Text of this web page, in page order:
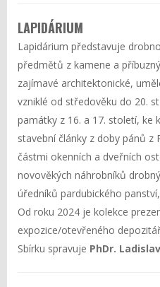
LAPIDÁRIUM
Lapidárium představuje
předmětů z kamene a
zajímavé architektonické,
vzniklé od středověku do 20.
památky z 16. a 17. století,
stavební články z doby pánů z
částmi okenních a dveřních
novověkých náhrobníků
úředníků pardubického
Od roku 2024 je kolekce
expozice/otevřeného
Sbírku spravuje PhDr.